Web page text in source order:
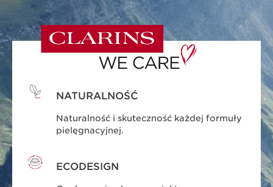
NATURALNOŚĆ
Naturalność i skuteczność każdej formuły
pielęgnacyjnej.
ECODESIGN